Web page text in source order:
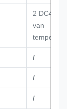
2 DC48V-
van
/
/
/